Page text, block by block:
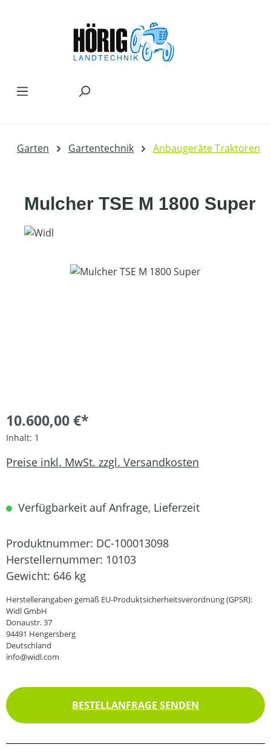
Garten Gartentechnik Anbaugeräte Traktoren
Mulcher TSE M 1800 Super
Bildergalerie überspringen
10.600,00 €*
Inhalt: 1
Preise inkl. MwSt. zzgl. Versandkosten
Verfügbarkeit auf Anfrage, Lieferzeit
Produktnummer: DC-100013098
Herstellernummer: 10103
Gewicht: 646 kg
Herstellerangaben gemäß EU-Produktsicherheitsverordnung (GPSR):
Widl GmbH
Donaustr. 37
94491 Hengersberg
Deutschland
info@widl.com
BESTELLANFRAGE SENDEN